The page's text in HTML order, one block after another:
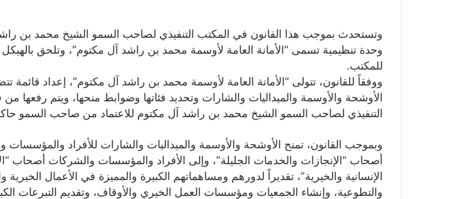
وتستحدث بموجب هذا القانون في المكتب التنفيذي لصاحب السمو الشيخ محمد بن
وحدة تنظيمية تسمى “الأمانة العامة لأوسمة محمد بن راشد آل مكتوم”، وتلحق بالهيكل
للمكتب.
ووفقاً للقانون، تتولى “الأمانة العامة لأوسمة محمد بن راشد آل مكتوم”، إعداد قائمة
الأوشحة والأوسمة والميداليات والشارات وتحديد فئاتها وضوابط منحها، ويتم رفعها
التنفيذي لصاحب السمو الشيخ محمد بن راشد آل مكتوم للاعتماد من صاحب السمو
وبموجب القانون، تمنح الأوشحة والأوسمة والميداليات والشارات للأفراد والمؤسسات
أصحاب “الإنجازات والخدمات الجليلة”، وإلى الأفراد والمؤسسات والشركات أصحاب
الإنسانية والخيرية”، تقديراً لدورهم ومساهماتهم الكبيرة والمميزة في الأعمال الخيرية
والتطوعية، وإنشاء الجمعيات ومؤسسات العمل الخيري والأوقاف، وتقديم التبرعات